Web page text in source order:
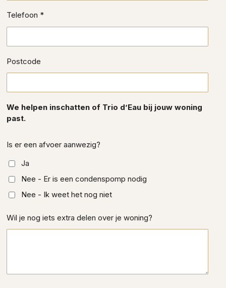
Telefoon *
Postcode
We helpen inschatten of Trio d’Eau bij jouw woning
past.
Is er een afvoer aanwezig?
Ja
Nee - Er is een condenspomp nodig
Nee - Ik weet het nog niet
Wil je nog iets extra delen over je woning?